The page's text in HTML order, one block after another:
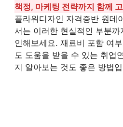
책정, 마케팅 전략까지 함께
플라워디자인 자격증반 원데
서는 이러한 현실적인 부분
인해보세요. 재료비 포함 여
도 도움을 받을 수 있는 취업
지 알아보는 것도 좋은 방법